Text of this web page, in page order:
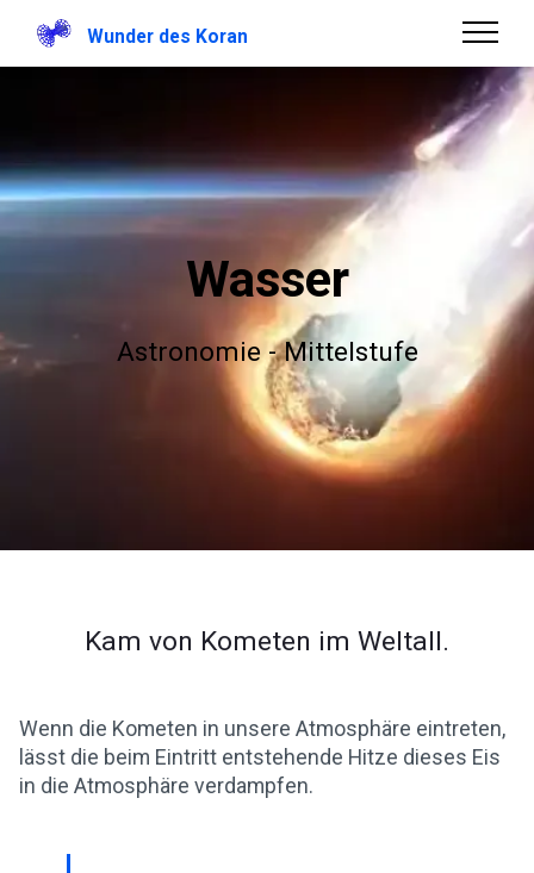
Wunder des Koran
Wasser
Astronomie - Mittelstufe
Kam von Kometen im Weltall.
Wenn die Kometen in unsere Atmosphäre eintreten,
lässt die beim Eintritt entstehende Hitze dieses Eis
in die Atmosphäre verdampfen.